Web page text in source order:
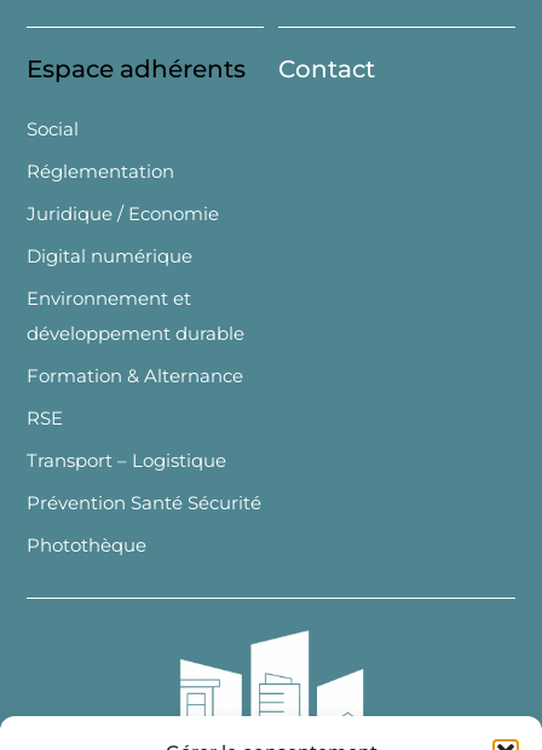
Espace adhérents
Social
Réglementation
Juridique / Economie
Digital numérique
Environnement et
développement durable
Formation & Alternance
RSE
Transport – Logistique
Prévention Santé Sécurité
Photothèque
Contact